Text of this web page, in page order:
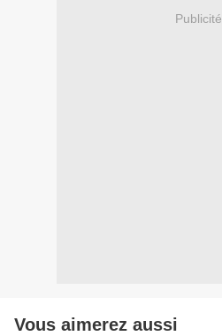
Publicité
Vous aimerez aussi